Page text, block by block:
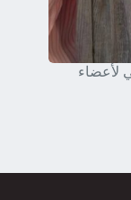
لأعضاء